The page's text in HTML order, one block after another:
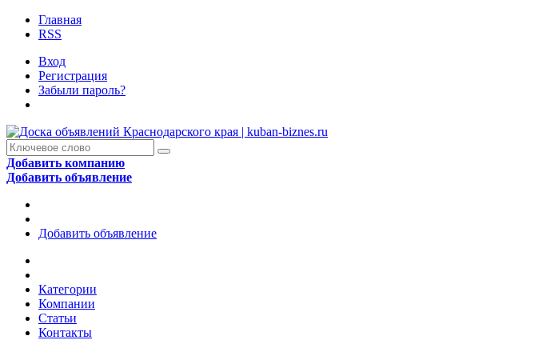
Главная
RSS
Вход
Регистрация
Забыли пароль?
Добавить компанию
Добавить объявление
Добавить объявление
Категории
Компании
Статьи
Контакты